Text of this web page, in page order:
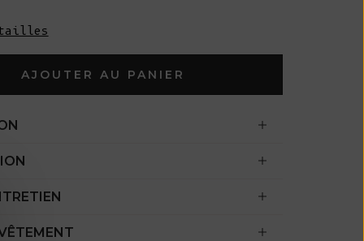
Bulgarie (EUR
(XOF Fr)
tailles
AJOUTER AU PANIER